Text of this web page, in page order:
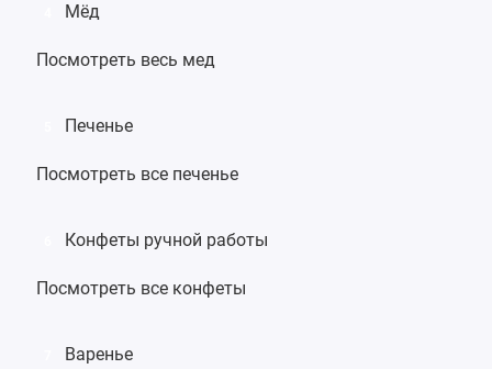
Мёд
Посмотреть весь мед
Печенье
Посмотреть все печенье
Конфеты ручной работы
Посмотреть все конфеты
Варенье